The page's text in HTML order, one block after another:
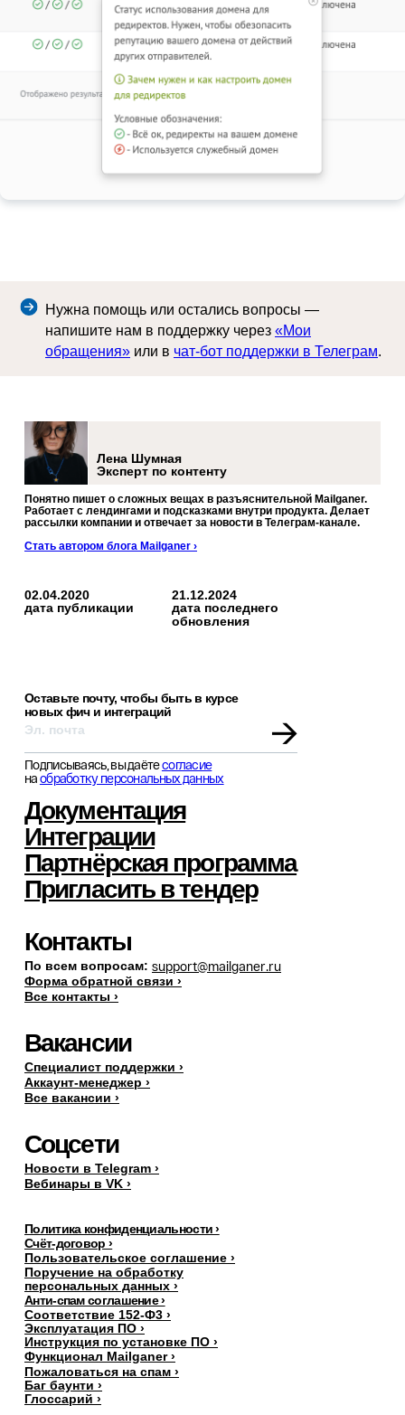
Нужна помощь или остались вопросы —
напишите нам в поддержку через «Мои
обращения» или в чат-бот поддержки в Телеграм.
Понятно пишет о сложных вещах в разъяснительной Mailganer.
Работает с лендингами и подсказками внутри продукта. Делает
рассылки компании и отвечает за новости в Телеграм-канале.
Стать автором блога Mailganer ›
Лена Шумная
Эксперт по контенту
02.04.2020
дата публикации
21.12.2024
дата последнего
обновления
Политика конфиденциальности ›
Счёт-договор ›
Поручение на обработку
персональных данных ›
Пользовательское соглашение ›
Соответствие 152-Ф3 ›
Эксплуатация ПО ›
Инструкция по установке ПО ›
Функционал Mailganer ›
Анти-спам соглашение ›
Оставьте почту, чтобы быть в курсе
новых фич и интеграций
Подписываясь, вы даётесогласие
наобработку персональных данных
Интеграции
Документация
Партнёрская программа
Пригласить в тендер
→
Глоссарий ›
Баг баунти ›
Новости в Telegram ›
По всем вопросам:
Все вакансии ›
Аккаунт-менеджер ›
Специалист поддержки ›
Вакансии
Контакты
support@mailganer.ru
Все контакты ›
Соцсети
Вебинары в VK ›
Форма обратной связи ›
Пожаловаться на спам ›